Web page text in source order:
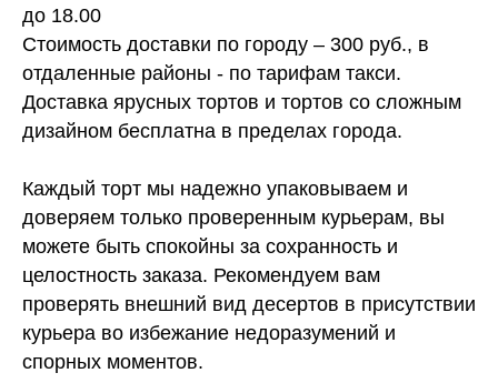
до 18.00
Стоимость доставки по городу – 300 руб., в
отдаленные районы - по тарифам такси.
Доставка ярусных тортов и тортов со сложным
дизайном бесплатна в пределах города.
Каждый торт мы надежно упаковываем и
доверяем только проверенным курьерам, вы
можете быть спокойны за сохранность и
целостность заказа. Рекомендуем вам
проверять внешний вид десертов в присутствии
курьера во избежание недоразумений и
спорных моментов.